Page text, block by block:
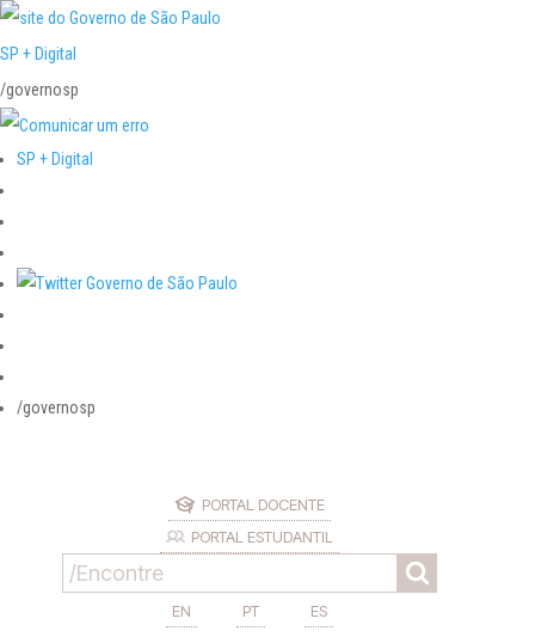
SP + Digital
/governosp
SP + Digital
/governosp
PORTAL DOCENTE
PORTAL ESTUDANTIL
EN PT ES